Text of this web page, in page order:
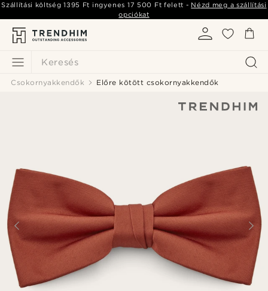
Keresés
Szállítási költség1395 Ft ingyenes 17 500 Ft felett - Nézd meg a szállítási
opciókat
Csokornyakkendők Előre kötött csokornyakkendők